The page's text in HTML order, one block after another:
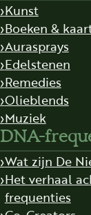
Kunst
Boeken &
Aurasprays
Edelstenen
Remedies
Olieblends
Muziek
DNA-
Wat zijn De
Het verhaal
frequenties